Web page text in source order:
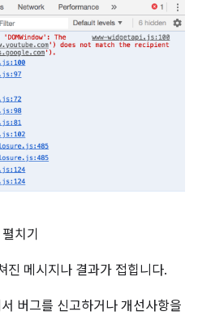
치기
진 메시지나 결과가 접힙니다.
버그를 신고하거나 개선사항을